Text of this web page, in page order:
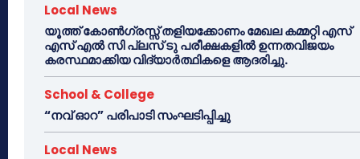
Local News
യൂത്ത് കോൺഗ്രസ്സ് തളിയക്കോണം മേഖല കമ്മറ്റി എസ്
എസ് എൽ സി പ്ലസ് ടു പരീക്ഷകളിൽ ഉന്നതവിജയം
കരസ്ഥമാക്കിയ വിദ്യാർത്ഥികളെ ആദരിച്ചു.
School & College
“നവ് ഓറ” പരിപാടി സംഘടിപ്പിച്ചു
Local News